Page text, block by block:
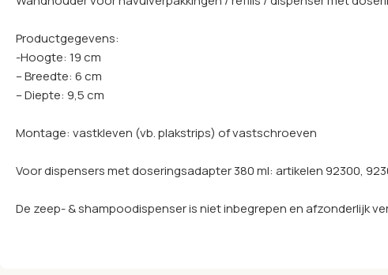
Productgegevens:
-Hoogte: 19 cm
– Breedte: 6 cm
– Diepte: 9,5 cm
Montage: vastkleven (vb. plakstrips) of vastschroeven
Voor dispensers met doseringsadapter 380 ml: artikelen 92300,
De zeep- & shampoodispenser is niet inbegrepen en afzonderlijk